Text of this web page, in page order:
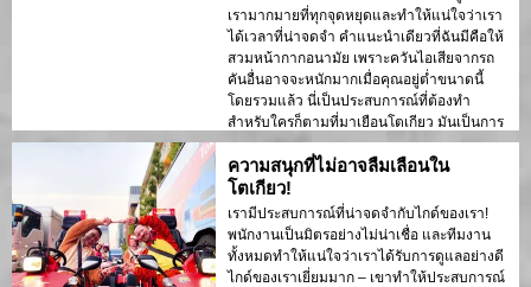
เรามากมายที่ทุกจุดหยุดและทำให้แน่ใจว่าเรา
ได้เวลาที่น่าจดจำ คำแนะนำเดียวที่ฉันมีคือให้
สวมหน้ากากอนามัย เพราะควันไอเสียจากรถ
คันอื่นอาจจะหนักมากเมื่อคุณอยู่ต่ำขนาดนี้
โดยรวมแล้ว นี่เป็นประสบการณ์ที่ต้องทำ
สำหรับใครก็ตามที่มาเยือนโตเกียว มันเป็นการ
ผจญภัยที่คุณจะไม่เสียใจ และฉันขอแนะนำ
อย่างยิ่ง!
ความสนุกที่ไม่อาจลืมเลือนใน
โตเกียว!
เรามีประสบการณ์ที่น่าจดจำกับไกด์ของเรา!
พนักงานเป็นมิตรอย่างไม่น่าเชื่อ และทีมงาน
ทั้งหมดทำให้แน่ใจว่าเราได้รับการดูแลอย่างดี
ไกด์ของเราเยี่ยมมาก – เขาทำให้ประสบการณ์